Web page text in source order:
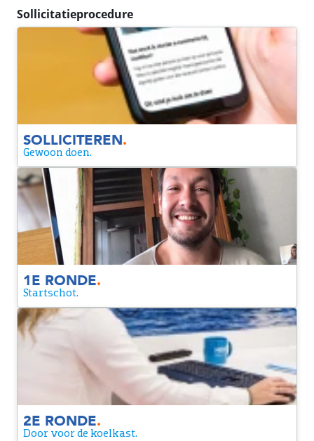
Sollicitatieprocedure
SOLLICITEREN.
Gewoon doen.
SOLLICITEREN
Laat je gegevens achter en je hoort zo snel mogelijk of je
doorgaat naar de volgende ronde.
1E RONDE.
Startschot.
1E RONDE
We maken kennis via een video gesprek. Zo krijgen we
meteen een beter beeld van elkaar. Tijdens dit gesprek
vragen we naar je motivatie voor Coolblue en de functie.
2E RONDE.
Door voor de koelkast.
2E RONDE
Een laatste moment op kantoor om nóg dieper in te gaan
op de rol en om elkaar de laatste brandende vragen te
stellen.